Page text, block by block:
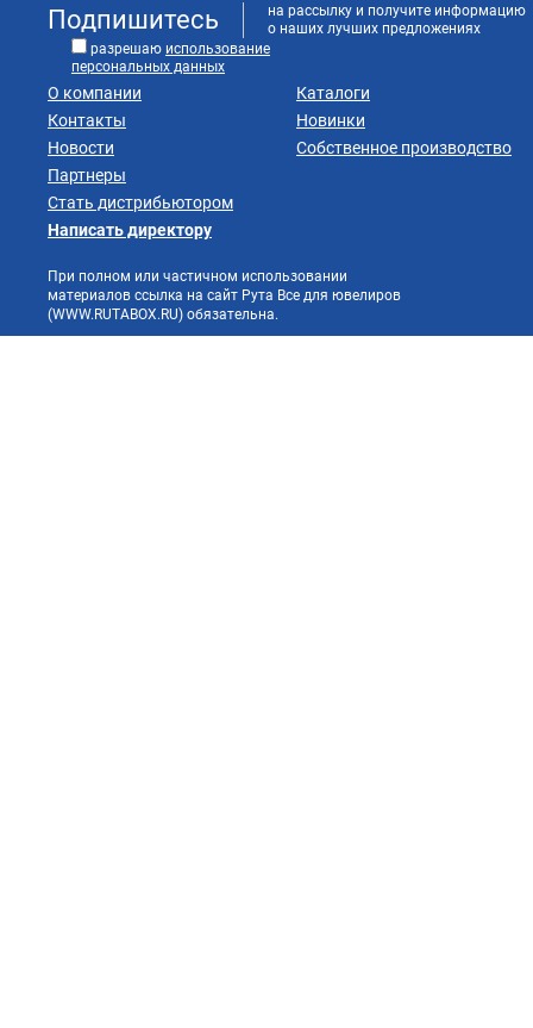
Подпишитесь
на рассылку и получите информацию
о наших лучших предложениях
разрешаю использование
персональных данных
О компании
Контакты
Новости
Партнеры
Стать дистрибьютором
Каталоги
Новинки
Собственное производство
Написать директору
При полном или частичном использовании
материалов ссылка на сайт Рута Все для ювелиров
(WWW.RUTABOX.RU) обязательна.